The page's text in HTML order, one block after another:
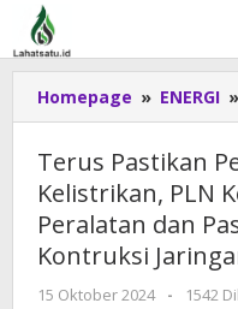
Lewati
konten
Homepage » ENERGI »
Terus Pastikan
Kelistrikan, PLN
Peralatan dan
Kontruksi
15 Oktober 2024
oleh
-
1542